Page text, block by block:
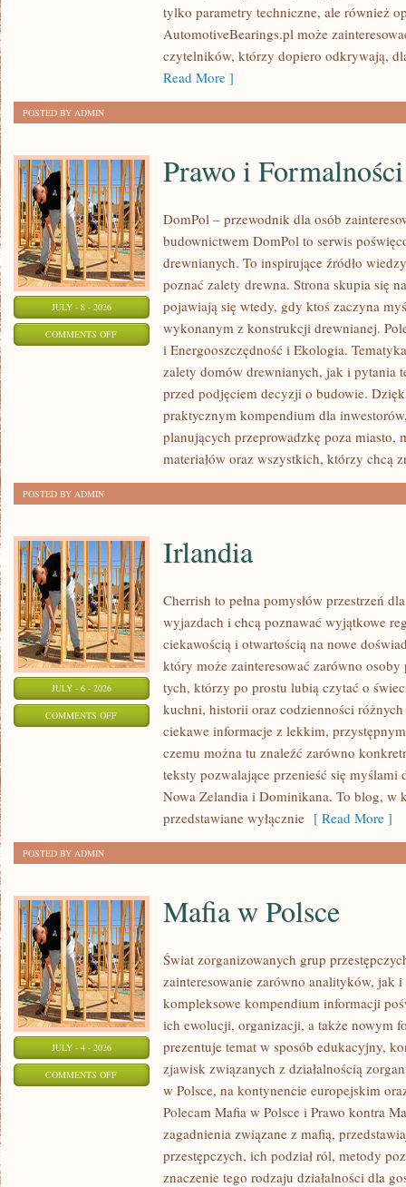
SPOTKANIA
KLASYKÓW
tylko parametry techniczne, ale również
AutomotiveBearings.pl może
czytelników, którzy dopiero odkrywają,
Read More ]
POSTED BY ADMIN
JULY - 8 - 2026
COMMENTS OFFON
FORMALNOŚCI
Prawo i Formalności
DomPol – przewodnik dla osób
budownictwem DomPol to serwis
drewnianych. To inspirujące źródło
poznać zalety drewna. Strona skupia się
pojawiają się wtedy, gdy ktoś zaczyna
wykonanym z konstrukcji drewnianej.
i Energooszczędność i Ekologia.
zalety domów drewnianych, jak i pytania
przed podjęciem decyzji o budowie.
praktycznym kompendium dla
planujących przeprowadzkę poza miasto,
materiałów oraz wszystkich, którzy chcą
POSTED BY ADMIN
JULY - 6 - 2026
COMMENTS OFFON
Irlandia
Cherrish to pełna pomysłów przestrzeń
wyjazdach i chcą poznawać wyjątkowe
ciekawością i otwartością na nowe
który może zainteresować zarówno
tych, którzy po prostu lubią czytać o
kuchni, historii oraz codzienności
ciekawe informacje z lekkim,
czemu można tu znaleźć zarówno
teksty pozwalające przenieść się myślami
Nowa Zelandia i Dominikana. To blog, w
przedstawiane wyłącznie [ Read More ]
POSTED BY ADMIN
JULY - 4 - 2026
COMMENTS OFFON
Mafia w Polsce
Świat zorganizowanych grup
zainteresowanie zarówno analityków, jak
kompleksowe kompendium informacji
ich ewolucji, organizacji, a także nowym
prezentuje temat w sposób edukacyjny,
zjawisk związanych z działalnością
w Polsce, na kontynencie europejskim
Polecam Mafia w Polsce i Prawo kontra
zagadnienia związane z mafią,
przestępczych, ich podział ról, metody
znaczenie tego rodzaju działalności dla